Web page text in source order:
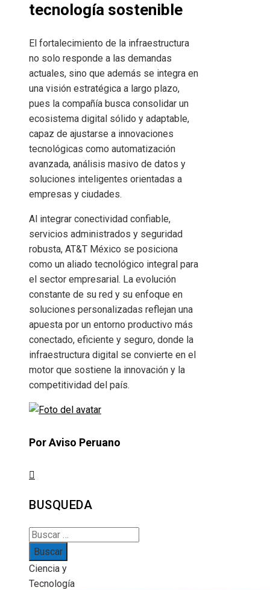
tecnología sostenible
El fortalecimiento de la infraestructura
no solo responde a las demandas
actuales, sino que además se integra en
una visión estratégica a largo plazo,
pues la compañía busca consolidar un
ecosistema digital sólido y adaptable,
capaz de ajustarse a innovaciones
tecnológicas como automatización
avanzada, análisis masivo de datos y
soluciones inteligentes orientadas a
empresas y ciudades.
Al integrar conectividad confiable,
servicios administrados y seguridad
robusta, AT&T México se posiciona
como un aliado tecnológico integral para
el sector empresarial. La evolución
constante de su red y su enfoque en
soluciones personalizadas reflejan una
apuesta por un entorno productivo más
conectado, eficiente y seguro, donde la
infraestructura digital se convierte en el
motor que sostiene la innovación y la
competitividad del país.
Por Aviso Peruano
BUSQUEDA
Buscar:
Ciencia y
Tecnología